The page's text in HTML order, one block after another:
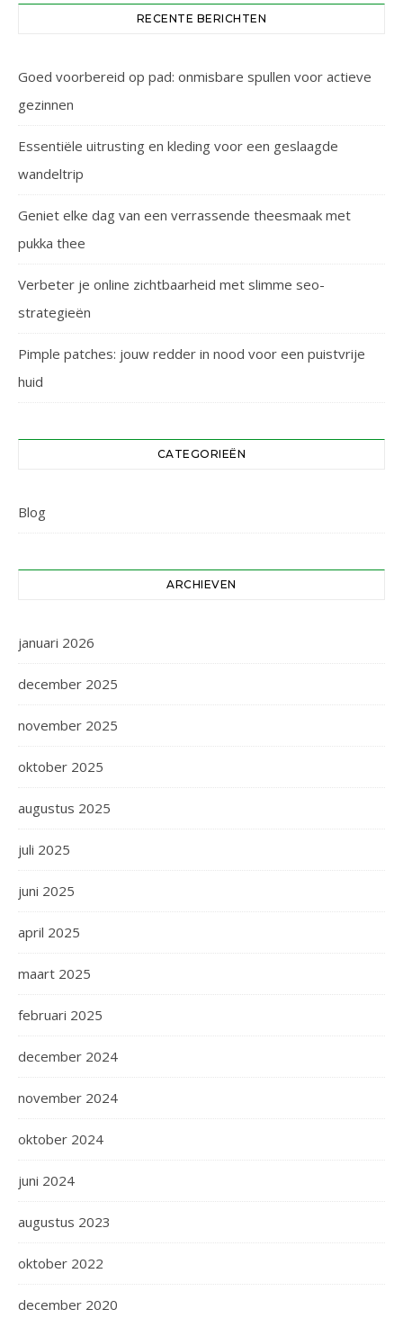
RECENTE BERICHTEN
Goed voorbereid op pad: onmisbare spullen voor actieve
gezinnen
Essentiële uitrusting en kleding voor een geslaagde
wandeltrip
Geniet elke dag van een verrassende theesmaak met
pukka thee
Verbeter je online zichtbaarheid met slimme seo-
strategieën
Pimple patches: jouw redder in nood voor een puistvrije
huid
CATEGORIEËN
Blog
ARCHIEVEN
januari 2026
december 2025
november 2025
oktober 2025
augustus 2025
juli 2025
juni 2025
april 2025
maart 2025
februari 2025
december 2024
november 2024
oktober 2024
juni 2024
augustus 2023
oktober 2022
december 2020